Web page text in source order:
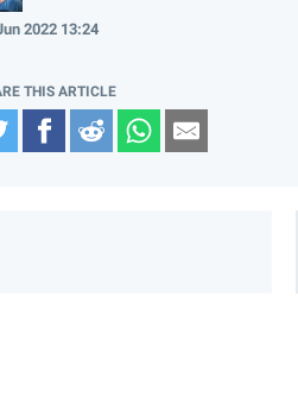
2022 13:24
TwitterFacebook
Reddit WhatsApp